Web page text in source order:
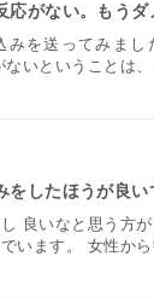
応がない。もうダ
みを送ってみまし
ないということは
でしょうか…？
をしたほうが良い
良いなと思う方
います。 女性か
じてしまいます。